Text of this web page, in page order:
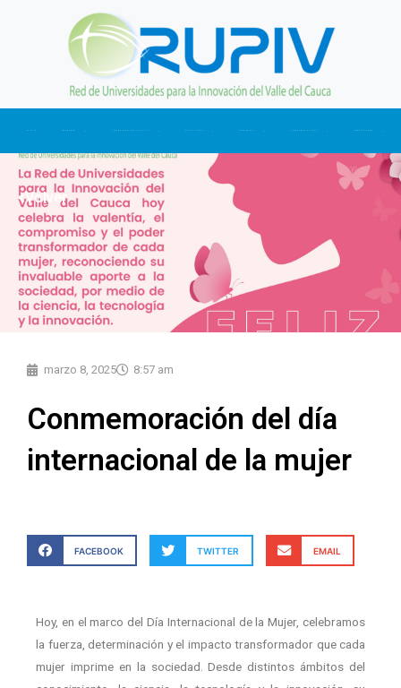
Volver
marzo 8, 2025 8:57 am
Conmemoración del día
internacional de la mujer
FACEBOOK TWITTER EMAIL
Hoy, en el marco del Día Internacional de la Mujer, celebramos
la fuerza, determinación y el impacto transformador que cada
mujer imprime en la sociedad. Desde distintos ámbitos del